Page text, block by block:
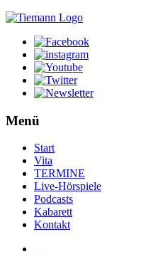
Menü
Start
Vita
TERMINE
Live-Hörspiele
Podcasts
Kabarett
Kontakt